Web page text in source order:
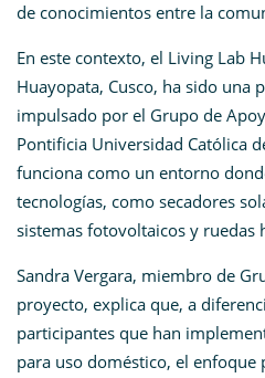
de conocimientos entre la
En este contexto, el Living Lab
Huayopata, Cusco, ha sido una
impulsado por el Grupo de
Pontificia Universidad Católica
funciona como un entorno
tecnologías, como secadores
sistemas fotovoltaicos y ruedas
Sandra Vergara, miembro de
proyecto, explica que, a
participantes que han
para uso doméstico, el enfoque